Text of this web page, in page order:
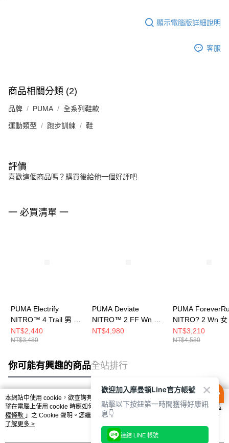
顯示電腦版詳細說明
客服
商品相關分類 (2)
品牌 PUMA 全系列鞋款
運動類型 跑步訓練 鞋
評價
喜歡這個商品嗎？購買後給他一個好評吧
一 必買清單 一
PUMA Electrify
NITRO™ 4 Trail 男 慢
跑鞋 31079101
NT$2,440
NT$3,480
PUMA Deviate
NITRO™ 2 FF Wn 女
慢跑鞋 30969801
NT$4,980
PUMA
NITRO? 2 Wn
鞋 31047122
NT$3,210
NT$4,580
你可能有興趣的商品全站排行
熱門標籤
本網站中使用 cookie，欲查詢有關本網站使用 cookie 方式之詳情，及若您不希
望在電腦上使用 cookie 時應如何變更電腦的 cookie 設定，請參閱本網站「
隱私
權條款 」之 Cookie 聲明。您繼續使用本網站即表示您同意本公司得按本網站使
用條款之 Cookie 聲明使用 cookie。
了解更多 >
歡迎加入摩曼頓Line官方帳號
點擊以下按鈕第一時間獲得好康訊
息👇
連結 LINE 帳號